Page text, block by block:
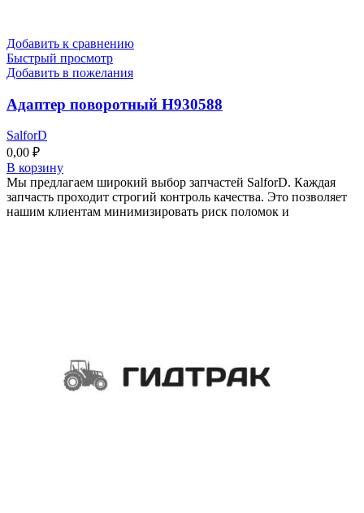
Добавить к сравнению
Быстрый просмотр
Добавить в пожелания
Адаптер поворотный Н930588
SalforD
0,00 ₽
В корзину
Мы предлагаем широкий выбор запчастей SalforD. Каждая
запчасть проходит строгий контроль качества. Это позволяет
нашим клиентам минимизировать риск поломок и